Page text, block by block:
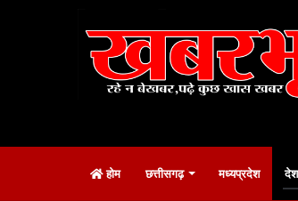
होम छत्तीसगढ़ मध्यप्रदेश देश